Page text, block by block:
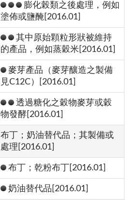
膨化榖類之後處理，例如
塗佈或鹽醃[2016.01]
其中原始顆粒形狀被維持
的產品，例如蒸穀米[2016.01]
麥芽產品（麥芽釀造之製備
見C12C）[2016.01]
透過糖化之穀物麥芽或穀
物發酵[2016.01]
布丁；奶油替代品；其製備或
處理[2016.01]
布丁；乾粉布丁[2016.01]
奶油替代品[2016.01]